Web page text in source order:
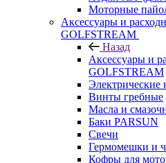
Моторные
Аксессуары и
GOLFSTREAM
Назад
Аксессуары и
GOLFSTREAM
Винты гребные
Масла и
Баки PARSUN
Свечи
Гермомешки и
Кофры для